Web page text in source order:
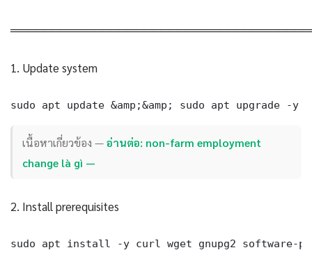
1. Update system
sudo apt update &amp;&amp; sudo apt upgrade -y
เนื้อหาเกี่ยวข้อง —อ่านต่อ: non-farm employment
change là gì —
2. Install prerequisites
sudo apt install -y curl wget gnupg2 software-